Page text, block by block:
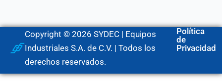
Copyright © 2026 SYDEC | Equipos
Industriales S.A. de C.V. | Todos los
derechos reservados.
Política
de
Privacidad